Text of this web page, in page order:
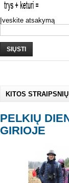
Įveskite atsakymą
SIŲSTI
KITOS
PELKIŲ
GIRIOJE